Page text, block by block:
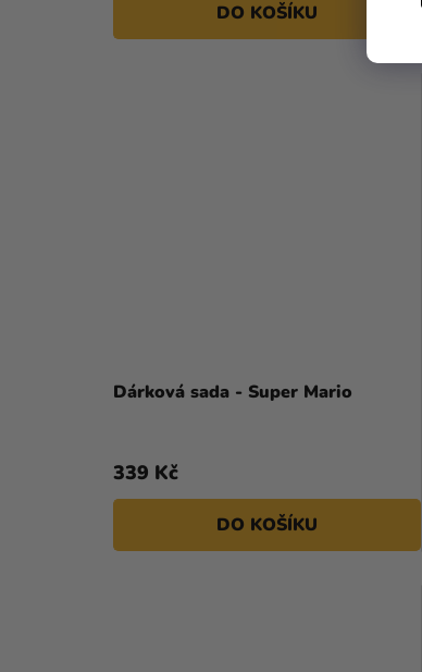
DO KOŠÍKU
Dárková sada - Super Mario
339 Kč
DO KOŠÍKU